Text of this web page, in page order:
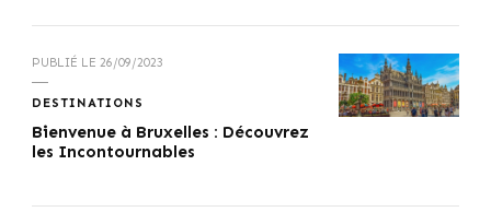
PUBLIÉ LE 26/09/2023
DESTINATIONS
Bienvenue à Bruxelles : Découvrez
les Incontournables